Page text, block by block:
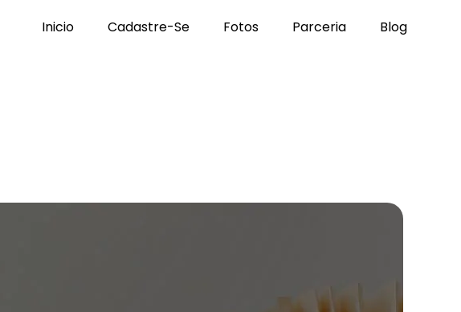
Inicio Cadastre-Se Fotos Parceria Blog